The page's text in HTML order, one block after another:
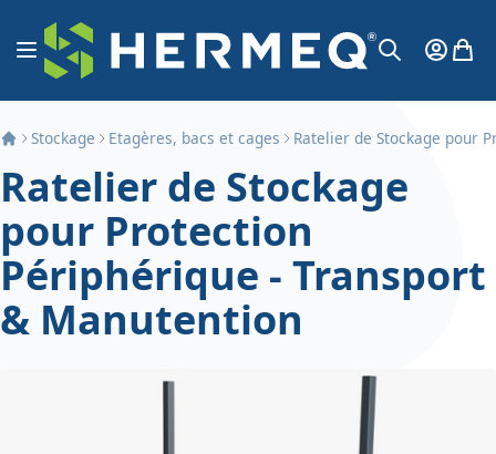
Aller au contenu
Affichage navigation
MonMon
Stockage Etagères, bacs et cages Ratelier de Stockage pour
Ratelier de Stockage
pour Protection
Périphérique - Transport
& Manutention